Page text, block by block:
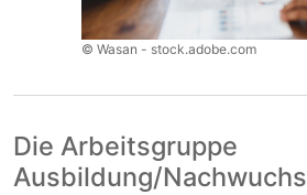
© Wasan - stock.adobe.com
Die Arbeitsgruppe
Ausbildung/Nachwuchs